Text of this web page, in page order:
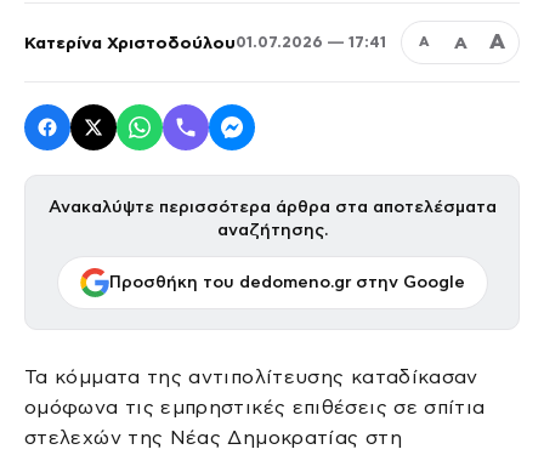
Κατερίνα Χριστοδούλου01.07.2026 — 17:41 Α Α Α
Ανακαλύψτε περισσότερα άρθρα στα αποτελέσματα
αναζήτησης.
Προσθήκη του dedomeno.gr στην Google
Τα κόμματα της αντιπολίτευσης καταδίκασαν
ομόφωνα τις εμπρηστικές επιθέσεις σε σπίτια
στελεχών της Νέας Δημοκρατίας στη